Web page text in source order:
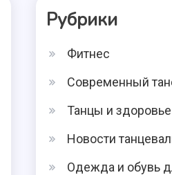
Рубрики
Фитнес
Современный
Танцы и здоровье
Новости
Одежда и обувь